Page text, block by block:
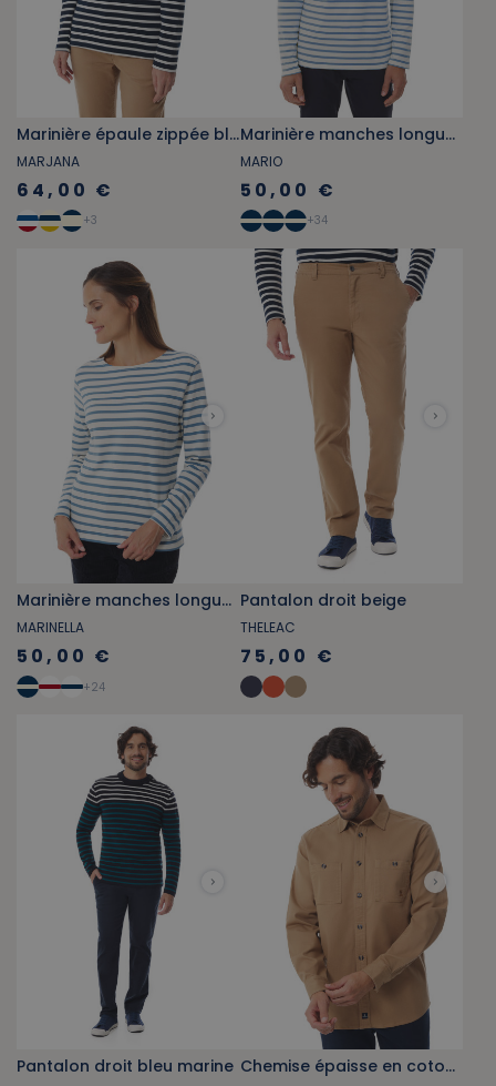
Marinière épaule zippée bleu marine bâbord-tribord
MARJANA
64,00 €
+3
Marinière manches longues bleu provençal
MARIO
50,00 €
+34
Marinière manches longues bleu provençal
MARINELLA
50,00 €
+24
Pantalon droit beige
THELEAC
75,00 €
Pantalon droit bleu marine Chemise épaisse en coton beige